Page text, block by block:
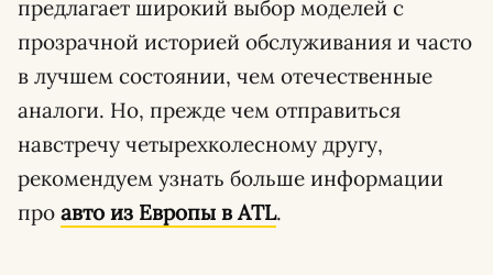
предлагает широкий выбор моделей с
прозрачной историей обслуживания и часто
в лучшем состоянии, чем отечественные
аналоги. Но, прежде чем отправиться
навстречу четырехколесному другу,
рекомендуем узнать больше информации
про авто из Европы в ATL.